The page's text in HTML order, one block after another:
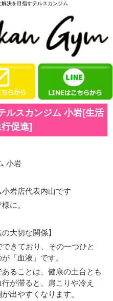
決を目指すテルスカンジム
ルスカンジム 小岩[生活
促進]
小岩
岩店代表内山です
に。
大切な関係】
きており、その一つひと
「血液」です。
ることは、健康の土台とも
が滞ると、肩こりや冷え
出やすくなります。